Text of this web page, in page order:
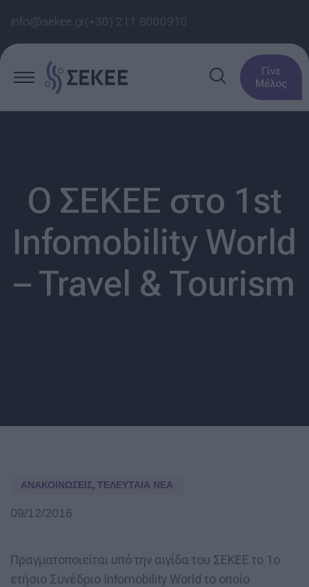
info@sekee.gr(+30) 211 8000910
Γίνε
Μέλος
Ο ΣΕΚΕΕ στο 1st
Infomobility World
– Travel & Tourism
ΑΝΑΚΟΙΝΏΣΕΙΣ, ΤΕΛΕΥΤΑΊΑ ΝΈΑ
09/12/2016
Πραγματοποιείται υπό την αιγίδα του ΣΕΚΕΕ το 1ο
ετήσιο Συνέδριο Infomobility World το οποίο